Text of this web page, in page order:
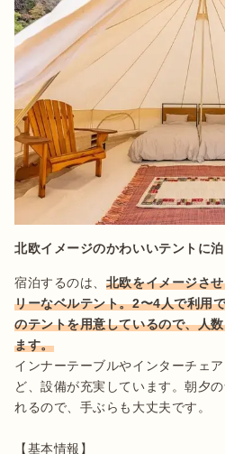
北欧イメージのかわいいテントに
宿泊するのは、 北欧をイメージさ
リーなベルテント。2〜4人で利用
のテントを用意しているので、人
ます。
インナーテーブルやインターチェ
ど、設備が充実しています。朝夕
れるので、手ぶらも大丈夫です。
【基本情報】